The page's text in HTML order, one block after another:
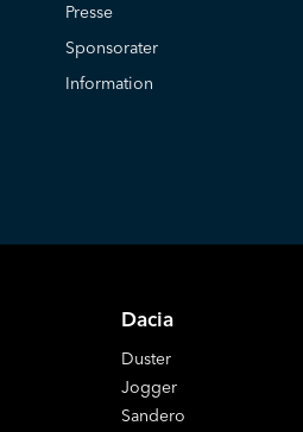
Presse
Sponsorater
Information
Dacia
Duster
Jogger
Sandero